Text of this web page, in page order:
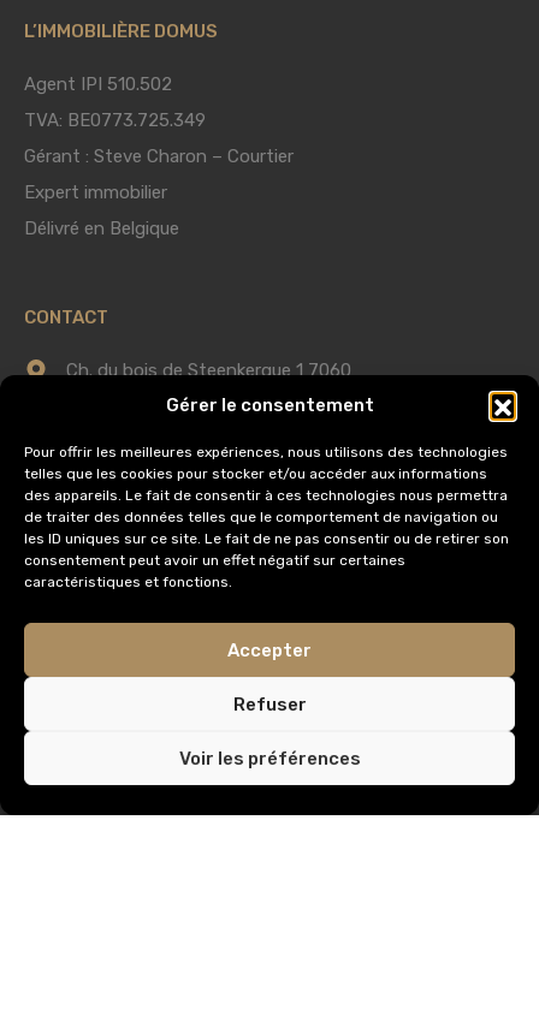
Gérer le consentement
Pour offrir les meilleures expériences, nous utilisons des technologies
telles que les cookies pour stocker et/ou accéder aux informations
des appareils. Le fait de consentir à ces technologies nous permettra
de traiter des données telles que le comportement de navigation ou
les ID uniques sur ce site. Le fait de ne pas consentir ou de retirer son
consentement peut avoir un effet négatif sur certaines
caractéristiques et fonctions.
Accepter
Refuser
Voir les préférences
L’IMMOBILIÈRE DOMUS
Agent IPI 510.502
TVA: BE0773.725.349
Gérant : Steve Charon – Courtier
Expert immobilier
Délivré en Belgique
CONTACT
Ch. du bois de Steenkerque 1 7060
Horrues (Soignies)
0475 75 60 58
info@immobilieredomus.be
Institut Professionnel des Agents Immobiliers,
1000 Bruxelles
IPI Code de déontologie